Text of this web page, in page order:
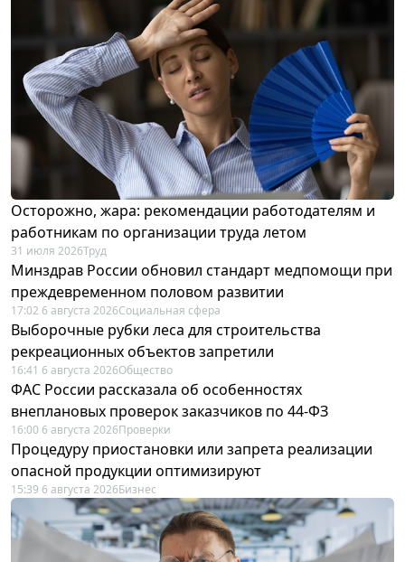
Осторожно, жара: рекомендации работодателям и
работникам по организации труда летом
31 июля 2026Труд
Минздрав России обновил стандарт медпомощи при
преждевременном половом развитии
17:02 6 августа 2026Социальная сфера
Выборочные рубки леса для строительства
рекреационных объектов запретили
16:41 6 августа 2026Общество
ФАС России рассказала об особенностях
внеплановых проверок заказчиков по 44-ФЗ
16:00 6 августа 2026Проверки
Процедуру приостановки или запрета реализации
опасной продукции оптимизируют
15:39 6 августа 2026Бизнес